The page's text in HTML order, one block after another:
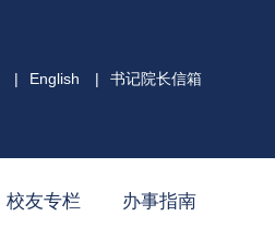
| English | 书记院长信箱
校友专栏 办事指南